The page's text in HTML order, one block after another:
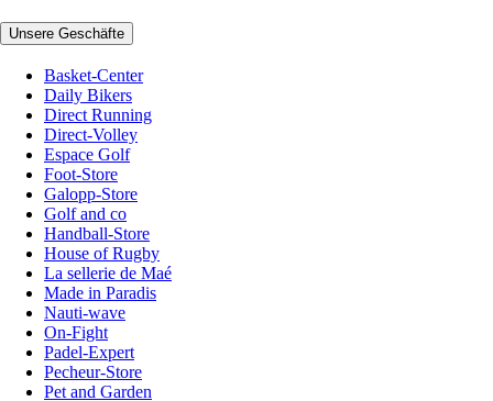
Unsere Geschäfte
Basket-Center
Daily Bikers
Direct Running
Direct-Volley
Espace Golf
Foot-Store
Galopp-Store
Golf and co
Handball-Store
House of Rugby
La sellerie de Maé
Made in Paradis
Nauti-wave
On-Fight
Padel-Expert
Pecheur-Store
Pet and Garden